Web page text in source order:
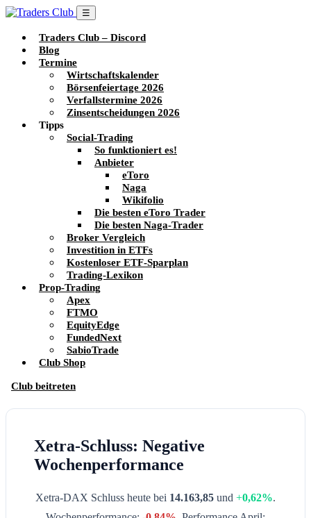
☰
Traders Club – Discord
Blog
Termine
Wirtschaftskalender
Börsenfeiertage 2026
Verfallstermine 2026
Zinsentscheidungen 2026
Tipps
Social-Trading
So funktioniert es!
Anbieter
eToro
Naga
Wikifolio
Die besten eToro Trader
Die besten Naga-Trader
Broker Vergleich
Investition in ETFs
Kostenloser ETF-Sparplan
Trading-Lexikon
Prop-Trading
Apex
FTMO
EquityEdge
FundedNext
SabioTrade
Club Shop
Club beitreten
Xetra-Schluss: Negative
Wochenperformance
Xetra-DAX Schluss heute bei 14.163,85 und +0,62%.